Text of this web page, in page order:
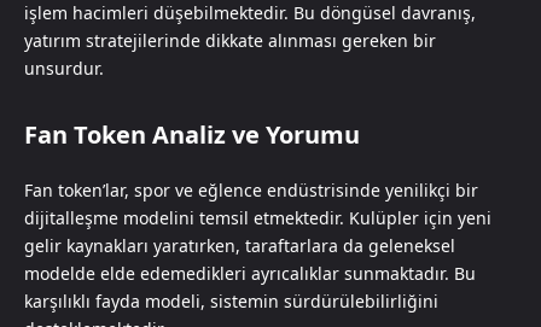
işlem hacimleri düşebilmektedir. Bu döngüsel davranış,
yatırım stratejilerinde dikkate alınması gereken bir
unsurdur.
Fan Token Analiz ve Yorumu
Fan token’lar, spor ve eğlence endüstrisinde yenilikçi bir
dijitalleşme modelini temsil etmektedir. Kulüpler için yeni
gelir kaynakları yaratırken, taraftarlara da geleneksel
modelde elde edemedikleri ayrıcalıklar sunmaktadır. Bu
karşılıklı fayda modeli, sistemin sürdürülebilirliğini